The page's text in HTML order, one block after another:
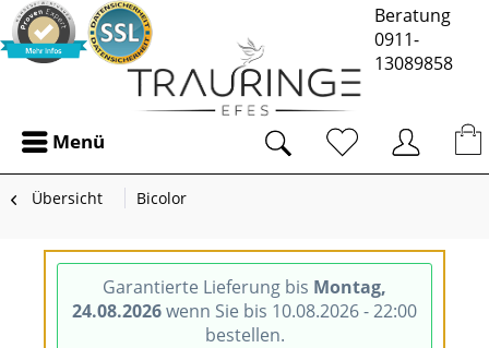
Beratung
0911-
13089858
Menü
Übersicht Bicolor
Garantierte Lieferung bis Montag,
24.08.2026wenn Sie bis 10.08.2026 - 22:00
bestellen.